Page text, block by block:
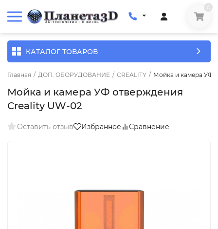
КАТАЛОГ ТОВАРОВ
Главная / ДОП. ОБОРУДОВАНИЕ / CREALITY / Мойка и камера УФ
Мойка и камера УФ отверждения
Creality UW-02
Оставить отзыв Избранное Сравнение